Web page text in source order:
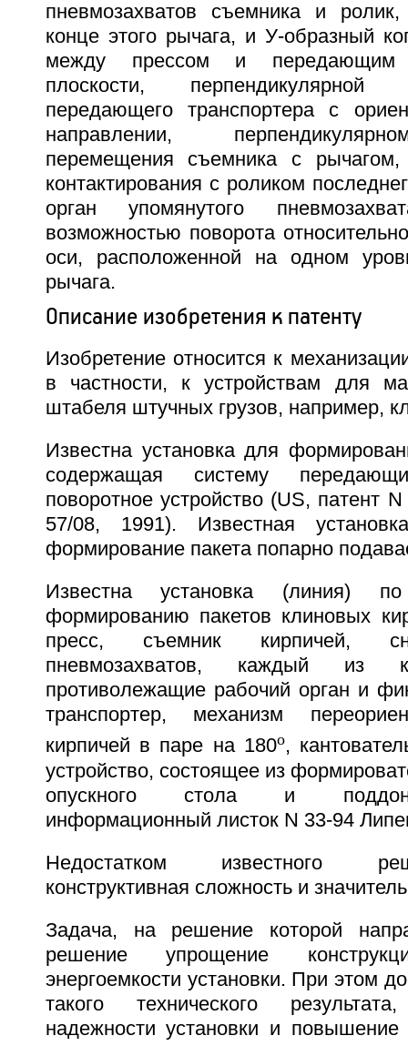
пневмозахватов съемника и
конце этого рычага, и У-образный
между прессом и передающим
плоскости,
передающего транспортера с
направлении,
перемещения съемника с
контактирования с роликом
орган упомянутого
возможностью поворота
оси, расположенной на одном
рычага.
Описание изобретения к патенту
Изобретение относится к
в частности, к устройствам для
штабеля штучных грузов, например,
Известна установка для
содержащая систему
поворотное устройство (US, патент
57/08, 1991). Известная
формирование пакета попарно
Известна установка (линия)
формированию пакетов клиновых
пресс, съемник кирпичей,
пневмозахватов, каждый из
противолежащие рабочий орган и
транспортер, механизм
кирпичей в паре на 180o,
устройство, состоящее из
опускного стола и
информационный листок N 33-94
Недостатком известного
конструктивная сложность и
Задача, на решение которой
решение упрощение
энергоемкости установки. При этом
такого технического
надежности установки и повышение